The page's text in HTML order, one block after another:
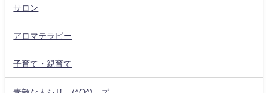
サロン
アロマテラピー
子育て・親育て